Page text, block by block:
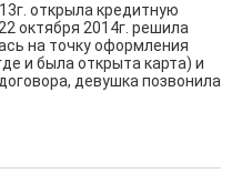
открыла кредитную
октября 2014г. решила
на точку оформления
и была открыта карта) и
девушка позвонила